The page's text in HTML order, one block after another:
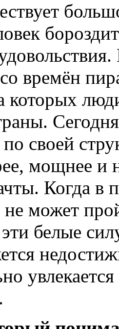
времён
которых
своей
мощнее и
Когда в
не может
белые